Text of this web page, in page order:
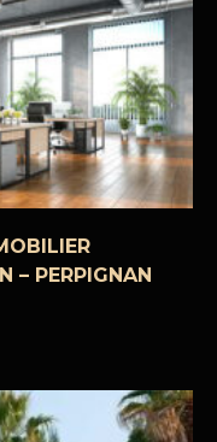
– PERPIGNAN